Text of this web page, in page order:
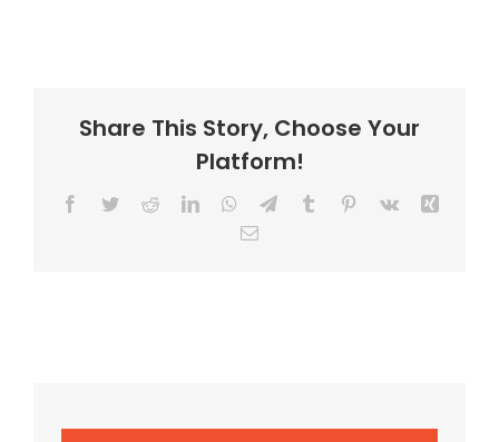
Share This Story, Choose Your
Platform!
Facebook
TwitterRedditLinkedInWhatsApp
TelegramTumblr Pinterest
Vk
Email